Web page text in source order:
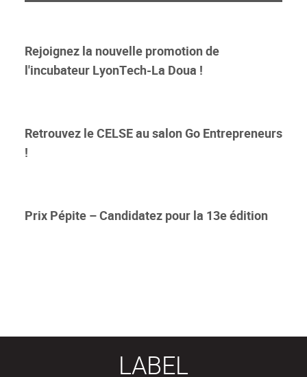
Rejoignez la nouvelle promotion de
l'incubateur LyonTech-La Doua !
Retrouvez le CELSE au salon Go Entrepreneurs
!
Prix Pépite – Candidatez pour la 13e édition
LABEL